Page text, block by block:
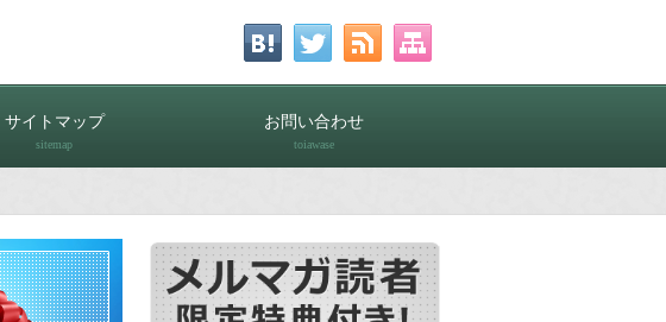
サイトマップ
sitemap
お問い合わせ
toiawase